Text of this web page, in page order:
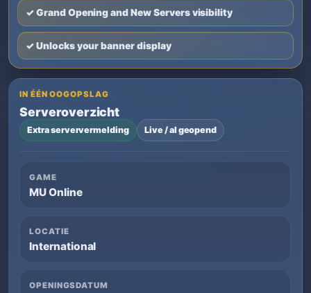
✓ Grand Opening and New Servers visibility
✓ Unlocks your banner display
IN ÉÉN OOGOPSLAG
Serveroverzicht
Extra serververmelding Live / al geopend
GAME
MU Online
LOCATIE
International
OPENINGSDATUM